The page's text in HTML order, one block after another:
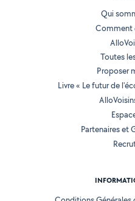
Qui
Comment
Toutes
Proposer
Livre « Le futur de
Partenaires et